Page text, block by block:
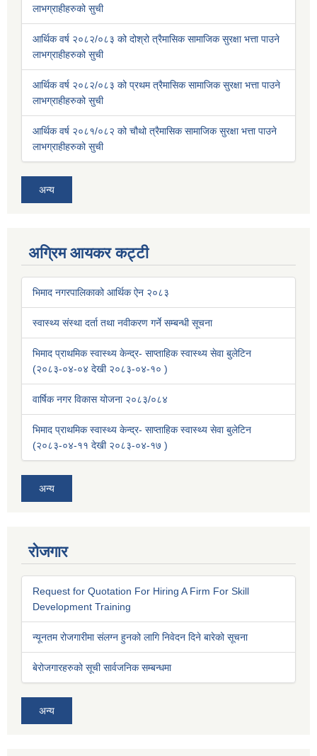
लाभग्राहीहरुको सुची
आर्थिक वर्ष २०८२/०८३ को दोश्रो त्रैमासिक सामाजिक सुरक्षा भत्ता पाउने
लाभग्राहीहरुको सुची
आर्थिक वर्ष २०८२/०८३ को प्रथम त्रैमासिक सामाजिक सुरक्षा भत्ता पाउने
लाभग्राहीहरुको सुची
आर्थिक वर्ष २०८१/०८२ को चौथो त्रैमासिक सामाजिक सुरक्षा भत्ता पाउने
लाभग्राहीहरुको सुची
अन्य
अग्रिम आयकर कट्टी
भिमाद नगरपालिकाको आर्थिक ऐन २०८३
स्वास्थ्य संस्था दर्ता तथा नवीकरण गर्ने सम्बन्धी सूचना
भिमाद प्राथमिक स्वास्थ्य केन्द्र- साप्ताहिक स्वास्थ्य सेवा बुलेटिन
(२०८३-०४-०४ देखी २०८३-०४-१० )
वार्षिक नगर विकास योजना २०८३/०८४
भिमाद प्राथमिक स्वास्थ्य केन्द्र- साप्ताहिक स्वास्थ्य सेवा बुलेटिन
(२०८३-०४-११ देखी २०८३-०४-१७ )
अन्य
रोजगार
Request for Quotation For Hiring A Firm For Skill
Development Training
न्यूनतम रोजगारीमा संलग्न हुनको लागि निवेदन दिने बारेको सूचना
बेरोजगारहरुको सूची सार्वजनिक सम्बन्धमा
अन्य